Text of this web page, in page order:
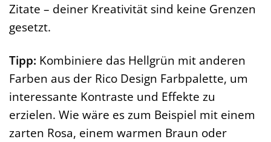
Zitate – deiner Kreativität sind keine Grenzen
gesetzt.
Tipp: Kombiniere das Hellgrün mit anderen
Farben aus der Rico Design Farbpalette, um
interessante Kontraste und Effekte zu
erzielen. Wie wäre es zum Beispiel mit einem
zarten Rosa, einem warmen Braun oder